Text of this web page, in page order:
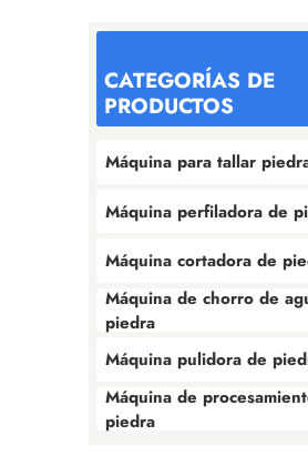
CATEGORÍAS DE
PRODUCTOS
Máquina para tallar
Máquina perfiladora de
Máquina cortadora de
Máquina de chorro de
piedra
Máquina pulidora de
Máquina de
piedra